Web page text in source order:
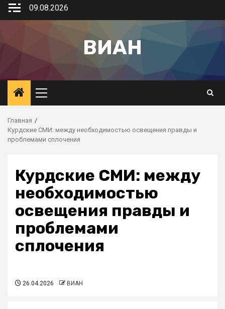
09.08.2026
ВИАН
Главная
Курдские СМИ: между необходимостью освещения правды и
проблемами сплочения
Курдские СМИ: между
необходимостью
освещения правды и
проблемами
сплочения
26.04.2026 ВИАН